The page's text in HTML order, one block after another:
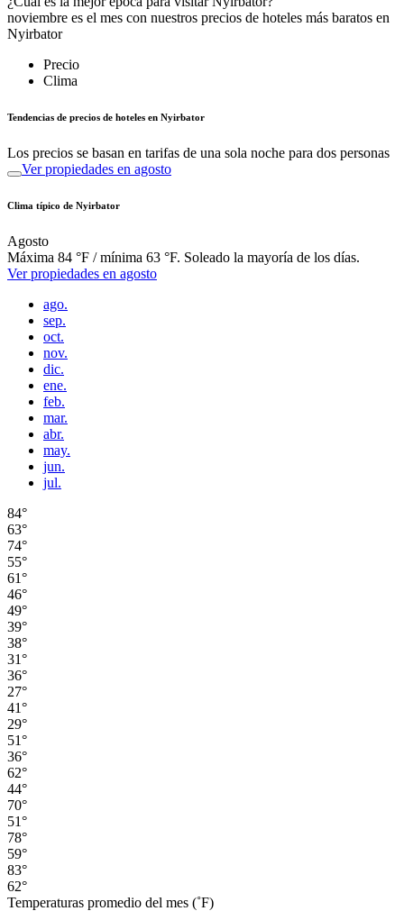
noviembre es el mes con nuestros precios de hoteles más baratos en
Nyirbator
Precio
Clima
Tendencias de precios de hoteles en Nyirbator
Los precios se basan en tarifas de una sola noche para dos personas
Ver propiedades en agosto
Clima típico de Nyirbator
Agosto
Máxima 84 °F / mínima 63 °F. Soleado la mayoría de los días.
Ver propiedades en agosto
ago.
sep.
oct.
nov.
dic.
ene.
feb.
mar.
abr.
may.
jun.
jul.
84°
63°
74°
55°
61°
46°
49°
39°
38°
31°
36°
27°
41°
29°
51°
36°
62°
44°
70°
51°
78°
59°
83°
62°
Temperaturas promedio del mes (˚F)